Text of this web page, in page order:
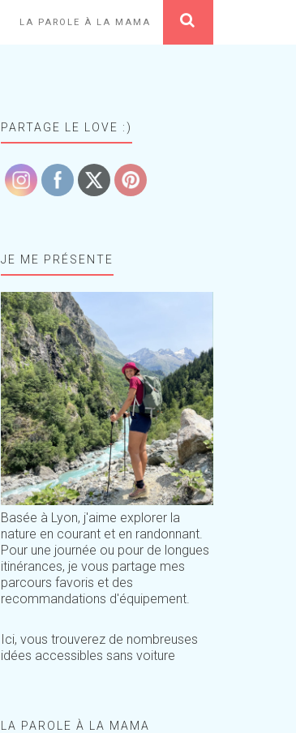
LA PAROLE À LA MAMA
PARTAGE LE LOVE :)
JE ME PRÉSENTE
Basée à Lyon, j'aime explorer la
nature en courant et en randonnant.
Pour une journée ou pour de longues
itinérances, je vous partage mes
parcours favoris et des
recommandations d'équipement.
Ici, vous trouverez de nombreuses
idées accessibles sans voiture
LA PAROLE À LA MAMA